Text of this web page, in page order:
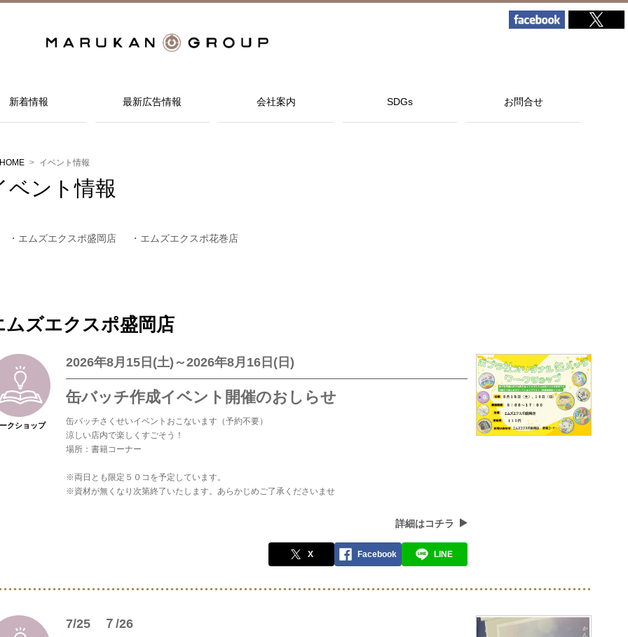
新着情報 最新広告情報 会社案内 SDGs お問合せ
イベント情報
ベント情報
エムズエクスポ盛岡店 エムズエクスポ花巻店
ムズエクスポ盛岡店
クショップ
2026年8月15日(土)～2026年8月16日(日)
缶バッチ作成イベント開催のおしらせ
缶バッチさくせいイベントおこないます（予約不要）
涼しい店内で楽しくすごそう！
場所：書籍コーナー
※両日とも限定５０コを予定しています。
※資材が無くなり次第終了いたします。あらかじめご了承くださいませ
詳細はコチラ
X Facebook LINE
7/25 ７/26